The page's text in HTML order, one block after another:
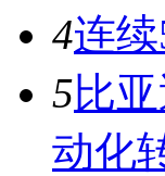
4连
5比
动化